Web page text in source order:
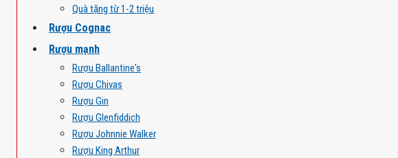
Quà tặng từ 1-2 triệu
Rượu Cognac
Rượu mạnh
Rượu Ballantine's
Rượu Chivas
Rượu Gin
Rượu Glenfiddich
Rượu Johnnie Walker
Rượu King Arthur